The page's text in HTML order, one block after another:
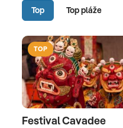
Top Top pláže
TOP
Festival Cavadee